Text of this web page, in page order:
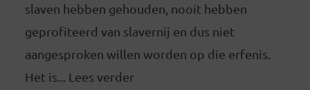
slaven hebben gehouden, nooit hebben
geprofiteerd van slavernij en dus niet
aangesproken willen worden op die erfenis.
Het is... Lees verder